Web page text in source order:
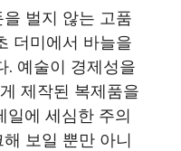
벌지 않는 고품
더미에서 바늘을
. 예술이 경제성을
제작된 복제품을
일에 세심한 주의
보일 뿐만 아니